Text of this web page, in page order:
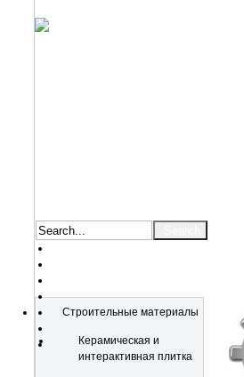
Строительные материалы
Керамическая и
интерактивная плитка